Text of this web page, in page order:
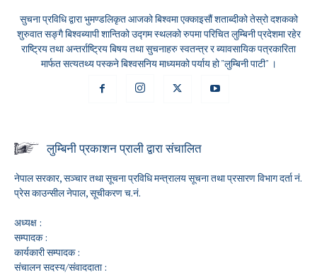
सुचना प्रविधि द्वारा भुमण्डलिकृत आजको बिश्वमा एक्काइसौं शताब्दीको तेस्रो दशकको
शुरुवात सङ्गै बिश्वब्यापी शान्तिको उद्गम स्थलको रुपमा परिचित लुम्बिनी प्रदेशमा रहेर
राष्ट्रिय तथा अन्तर्राष्ट्रिय बिषय तथा सुचनाहरु स्वतन्त्र र ब्यावसायिक पत्रकारिता
मार्फत सत्यतथ्य पस्कने बिश्वसनिय माध्यमको पर्याय हो "लुम्बिनी पाटी" ।
लुम्बिनी प्रकाशन प्राली द्वारा संचालित
नेपाल सरकार, सञ्चार तथा सूचना प्रविधि मन्त्रालय सूचना तथा प्रसारण विभाग दर्ता नं.
प्रेस काउन्सील नेपाल, सूचीकरण च.नं.
अध्यक्ष :
सम्पादक :
कार्यकारी सम्पादक :
संचालन सदस्य/संवाददाता :